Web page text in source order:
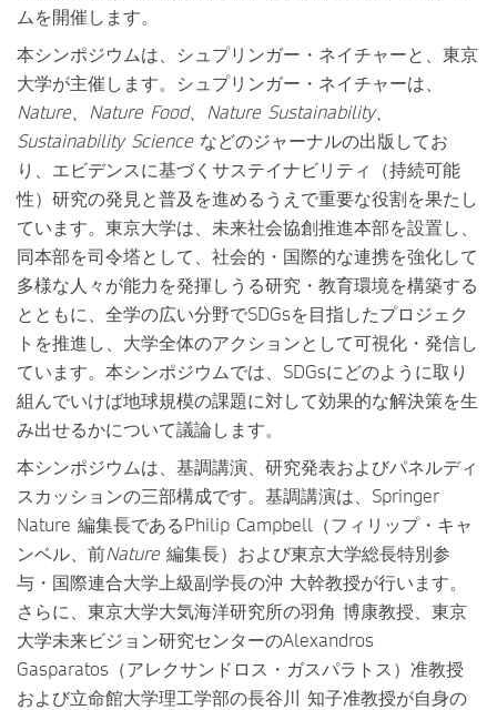
ムを開催します。
本シンポジウムは、シュプリンガー・ネイチャーと、東京
大学が主催します。シュプリンガー・ネイチャーは、
Nature、Nature Food、Nature Sustainability、
Sustainability Science などのジャーナルの出版してお
り、エビデンスに基づくサステイナビリティ（持続可能
性）研究の発見と普及を進めるうえで重要な役割を果たし
ています。東京大学は、未来社会協創推進本部を設置し、
同本部を司令塔として、社会的・国際的な連携を強化して
多様な人々が能力を発揮しうる研究・教育環境を構築する
とともに、全学の広い分野でSDGsを目指したプロジェク
トを推進し、大学全体のアクションとして可視化・発信し
ています。本シンポジウムでは、SDGsにどのように取り
組んでいけば地球規模の課題に対して効果的な解決策を生
み出せるかについて議論します。
本シンポジウムは、基調講演、研究発表およびパネルディ
スカッションの三部構成です。基調講演は、Springer
Nature 編集長であるPhilip Campbell（フィリップ・キャ
ンベル、前Nature 編集長）および東京大学総長特別参
与・国際連合大学上級副学長の沖 大幹教授が行います。
さらに、東京大学大気海洋研究所の羽角 博康教授、東京
大学未来ビジョン研究センターのAlexandros
Gasparatos（アレクサンドロス・ガスパラトス）准教授
および立命館大学理工学部の長谷川 知子准教授が自身の